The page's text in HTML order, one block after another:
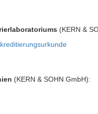
(KERN &
(KERN & SOHN GmbH):